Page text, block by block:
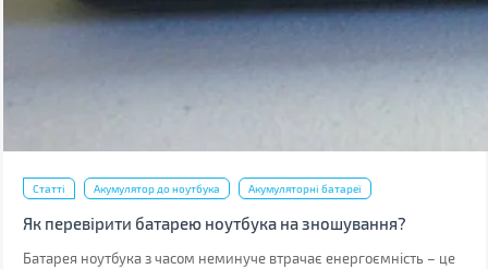
Статті Акумулятор до ноутбука Акумуляторні батареї
Як перевірити батарею ноутбука на зношування?
​​​​​Батарея ноутбука з часом неминуче втрачає енергоємність – це